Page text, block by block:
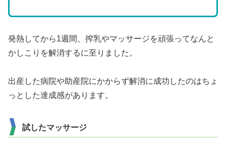
発熱してから1週間、搾乳やマッサージを頑張ってなんと
かしこりを解消するに至りました。
出産した病院や助産院にかからず解消に成功したのはちょ
っとした達成感があります。
試したマッサージ